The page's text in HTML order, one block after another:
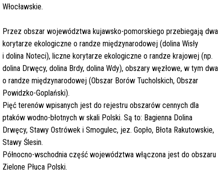
Włocławskie.
Przez obszar województwa kujawsko-pomorskiego przebiegają dwa
korytarze ekologiczne o randze międzynarodowej (dolina Wisły
i dolina Noteci), liczne korytarze ekologiczne o randze krajowej (np.
dolina Drwęcy, dolina Brdy, dolina Wdy), obszary węzłowe, w tym dwa
o randze międzynarodowej (Obszar Borów Tucholskich, Obszar
Powidzko-Goplański).
Pięć terenów wpisanych jest do rejestru obszarów cennych dla
ptaków wodno-błotnych w skali Polski. Są to: Bagienna Dolina
Drwęcy, Stawy Ostrówek i Smogulec, jez. Gopło, Błota Rakutowskie,
Stawy Ślesin.
Północno-wschodnia część województwa włączona jest do obszaru
Zielone Płuca Polski.